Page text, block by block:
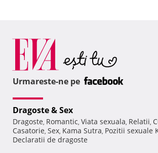
Urmareste-ne pe
Dragoste & Sex
Dragoste, Romantic, Viata sexuala, Relatii,
Casatorie, Sex, Kama Sutra, Pozitii sexuale
Declaratii de dragoste